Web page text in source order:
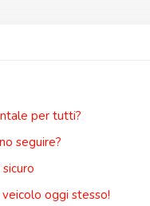
per tutti?
seguire?
oggi stesso!